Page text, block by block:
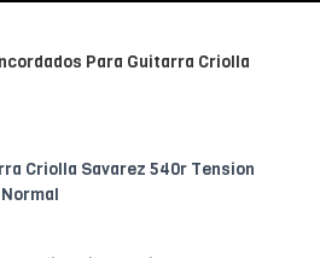
Para Guitarra Criolla